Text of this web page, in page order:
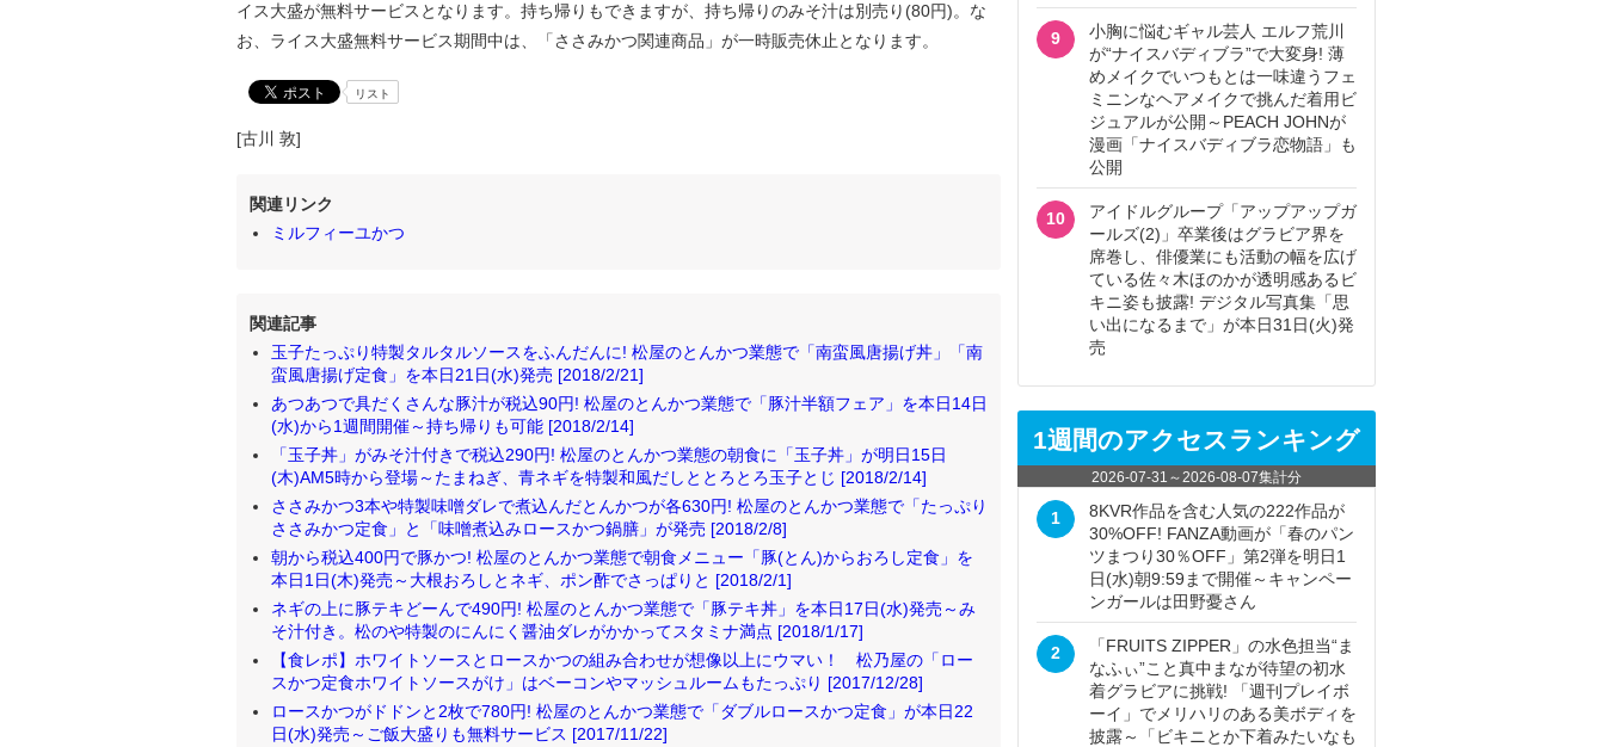
イス大盛が無料サービスとなります。持ち帰りもできますが、持ち帰りのみそ汁は別売り(80円)。な
お、ライス大盛無料サービス期間中は、「ささみかつ関連商品」が一時販売休止となります。
リスト
[古川 敦]
関連リンク
ミルフィーユかつ
関連記事
玉子たっぷり特製タルタルソースをふんだんに! 松屋のとんかつ業態で「南蛮風唐揚げ丼」「南
蛮風唐揚げ定食」を本日21日(水)発売 [2018/2/21]
あつあつで具だくさんな豚汁が税込90円! 松屋のとんかつ業態で「豚汁半額フェア」を本日14日
(水)から1週間開催～持ち帰りも可能 [2018/2/14]
「玉子丼」がみそ汁付きで税込290円! 松屋のとんかつ業態の朝食に「玉子丼」が明日15日
(木)AM5時から登場～たまねぎ、青ネギを特製和風だしととろとろ玉子とじ [2018/2/14]
ささみかつ3本や特製味噌ダレで煮込んだとんかつが各630円! 松屋のとんかつ業態で「たっぷり
ささみかつ定食」と「味噌煮込みロースかつ鍋膳」が発売 [2018/2/8]
朝から税込400円で豚かつ! 松屋のとんかつ業態で朝食メニュー「豚(とん)からおろし定食」を
本日1日(木)発売～大根おろしとネギ、ポン酢でさっぱりと [2018/2/1]
ネギの上に豚テキどーんで490円! 松屋のとんかつ業態で「豚テキ丼」を本日17日(水)発売～み
そ汁付き。松のや特製のにんにく醤油ダレがかかってスタミナ満点 [2018/1/17]
【食レポ】ホワイトソースとロースかつの組み合わせが想像以上にウマい！ 松乃屋の「ロー
スかつ定食ホワイトソースがけ」はベーコンやマッシュルームもたっぷり [2017/12/28]
ロースかつがドドンと2枚で780円! 松屋のとんかつ業態で「ダブルロースかつ定食」が本日22
日(水)発売～ご飯大盛りも無料サービス [2017/11/22]
9
小胸に悩むギャル芸人 エルフ荒川
が“ナイスバディブラ”で大変身! 薄
めメイクでいつもとは一味違うフェ
ミニンなヘアメイクで挑んだ着用ビ
ジュアルが公開～PEACH JOHNが
漫画「ナイスバディブラ恋物語」も
公開
10
アイドルグループ「アップアップガ
ールズ(2)」卒業後はグラビア界を
席巻し、俳優業にも活動の幅を広げ
ている佐々木ほのかが透明感あるビ
キニ姿も披露! デジタル写真集「思
い出になるまで」が本日31日(火)発
売
1週間のアクセスランキング
2026-07-31 ～2026-08-07集計分
1
8KVR作品を含む人気の222作品が
30%OFF! FANZA動画が「春のパン
ツまつり30％OFF」第2弾を明日1
日(水)朝9:59まで開催～キャンペー
ンガールは田野憂さん
2
「FRUITS ZIPPER」の水色担当“ま
なふぃ”こと真中まなが待望の初水
着グラビアに挑戦! 「週刊プレイボ
ーイ」でメリハリのある美ボディを
披露～「ビキニとか下着みたいなも